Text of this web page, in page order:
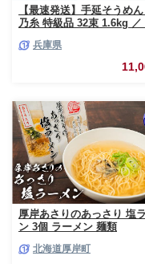
【最速発送】手延そうめ
乃糸 特級品 32束 1.6kg ／
めん にゅうめん にゅう麺
兵庫県
厚岸あさりのあっさり 塩
ン 3個 ラーメン 麺類
北海道厚岸町